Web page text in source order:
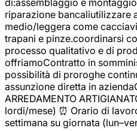
riparazione bancaliutilizzare
medio/leggera come
trapani e pinze.coordinarsi
processo qualitativo e di
offriamoContratto in
possibilità di proroghe
assunzione diretta in
ARREDAMENTO
lordi/mese) ⏰ Orario di
settimana su giornata